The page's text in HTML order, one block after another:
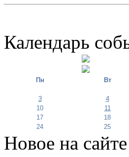
Календарь
Пн Вт
3 4
10
11
17
18
24
25
Новое на сайте